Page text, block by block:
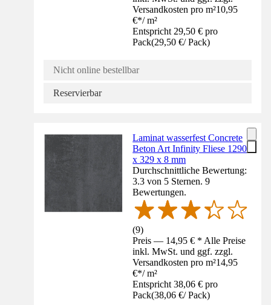
Versandkosten pro m²10,95
€*/ m²
Entspricht 29,50 € pro
Pack(29,50 €/ Pack)
Nicht online bestellbar
Reservierbar
Laminat wasserfest Concrete
Beton Art Infinity Fliese 1290
x 329 x 8 mm
Durchschnittliche Bewertung:
3.3 von 5 Sternen. 9
Bewertungen.
(9)
Preis — 14,95 € * Alle Preise
inkl. MwSt. und ggf. zzgl.
Versandkosten pro m²14,95
€*/ m²
Entspricht 38,06 € pro
Pack(38,06 €/ Pack)